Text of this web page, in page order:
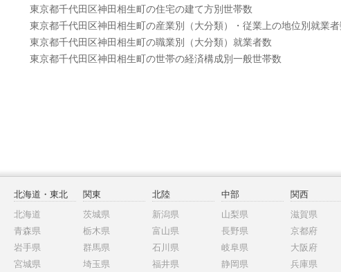
東京都千代田区神田相生町の住宅の建て方別世帯数
東京都千代田区神田相生町の産業別（大分類）・従業上の地位別就業者
東京都千代田区神田相生町の職業別（大分類）就業者数
東京都千代田区神田相生町の世帯の経済構成別一般世帯数
北海道・東北
北海道
青森県
岩手県
宮城県
関東
茨城県
栃木県
群馬県
埼玉県
北陸
新潟県
富山県
石川県
福井県
中部
山梨県
長野県
岐阜県
静岡県
関西
滋賀県
京都府
大阪府
兵庫県